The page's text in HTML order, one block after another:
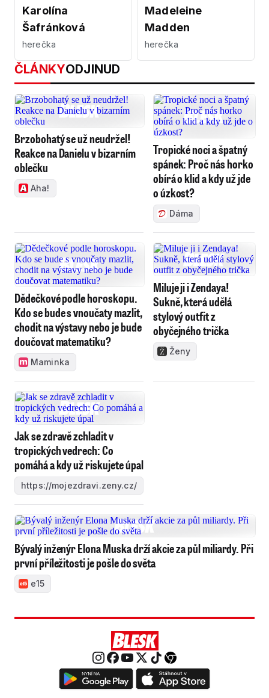
Karolína
Šafránková
herečka
Madeleine
Madden
herečka
ČLÁNKYODJINUD
Brzobohatý se už neudržel!
Reakce na Danielu v bizarním
oblečku
Aha!
Tropické noci a špatný
spánek: Proč nás horko
obírá o klid a kdy už jde
o úzkost?
Dáma
Dědečkové podle horoskopu.
Kdo se bude s vnoučaty mazlit,
chodit na výstavy nebo je bude
doučovat matematiku?
Maminka
Miluje ji i Zendaya!
Sukně, která udělá
stylový outfit z
obyčejného trička
Ženy
Jak se zdravě zchladit v
tropických vedrech: Co
pomáhá a kdy už riskujete úpal
https://mojezdravi.zeny.cz/
Bývalý inženýr Elona Muska drží akcie za půl miliardy. Při
první příležitosti je pošle do světa
e15